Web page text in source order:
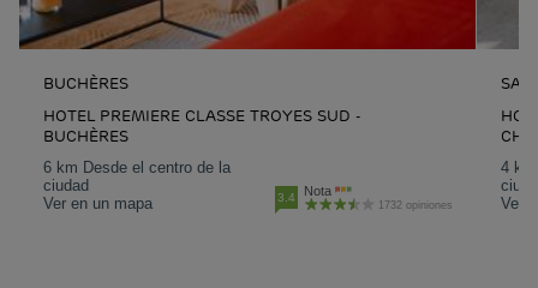
BUCHÈRES
HOTEL PREMIERE CLASSE TROYES SUD -
BUCHÈRES
6 km Desde el centro de la
ciudad
Ver en un mapa
3.4 Nota
1732 opiniones
4
Ver